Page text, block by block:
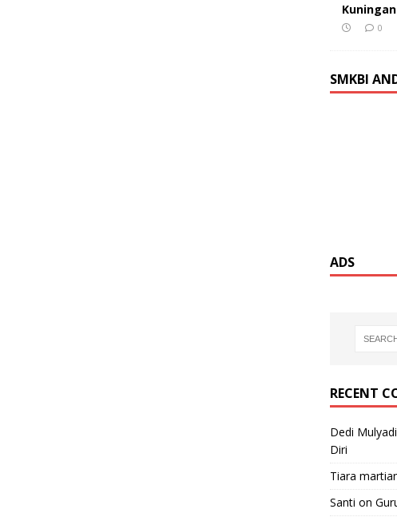
0
SMKBI
ADS
RECENT
Dedi Mulyadi
Diri
Tiara
Santi on